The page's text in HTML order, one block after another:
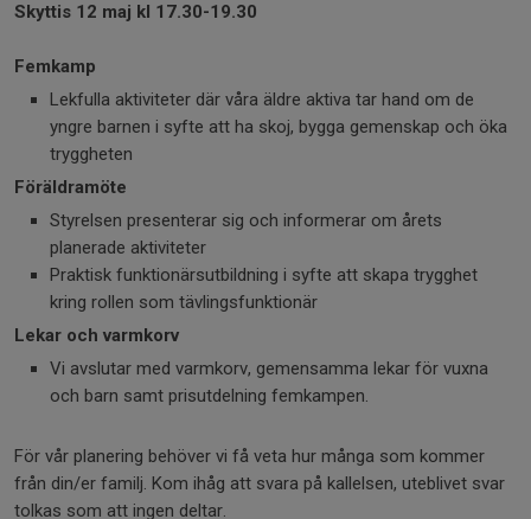
Skyttis 12 maj kl 17.30-19.30
Femkamp
Lekfulla aktiviteter där våra äldre aktiva tar hand om de
yngre barnen i syfte att ha skoj, bygga gemenskap och öka
tryggheten
Föräldramöte
Styrelsen presenterar sig och informerar om årets
planerade aktiviteter
Praktisk funktionärsutbildning i syfte att skapa trygghet
kring rollen som tävlingsfunktionär
Lekar och varmkorv
Vi avslutar med varmkorv, gemensamma lekar för vuxna
och barn samt prisutdelning femkampen.
För vår planering behöver vi få veta hur många som kommer
från din/er familj. Kom ihåg att svara på kallelsen, uteblivet svar
tolkas som att ingen deltar.